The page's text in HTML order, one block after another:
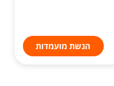
הגשת מועמדות